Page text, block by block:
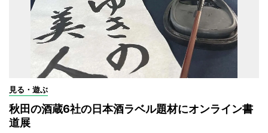
見る・遊ぶ
秋田の酒蔵6社の日本酒ラベル題材にオンライン書
道展